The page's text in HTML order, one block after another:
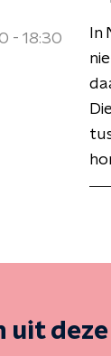
- 18:30
In
uit